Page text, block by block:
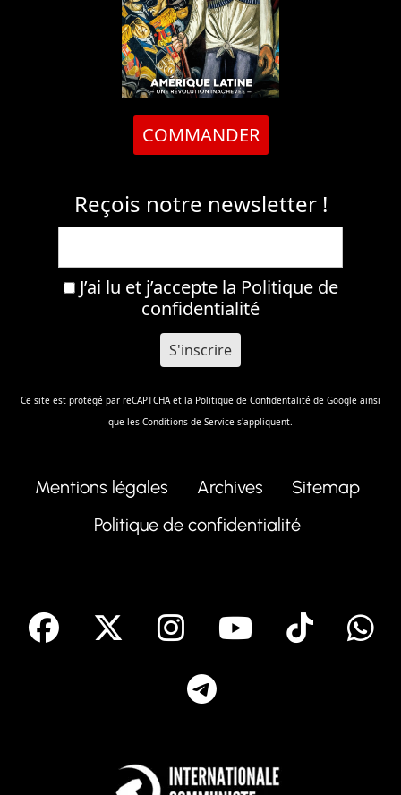
COMMANDER
Reçois notre newsletter !
J’ai lu et j’accepte la Politique de
confidentialité
Ce site est protégé par reCAPTCHA et la Politique de Confidentalité de Google ainsi
que les Conditions de Service s'appliquent.
Mentions légales Archives
Sitemap
Politique de confidentialité
facebook Instagram
Youtube
Tik